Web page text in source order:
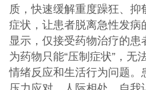
质，快速缓解重度躁狂、
症状，让患者脱离急性发病
显示，仅接受药物治疗的患
为药物只能“压制症状”，无
情绪反应和生活行为问题。